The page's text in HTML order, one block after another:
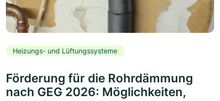
Heizungs- und Lüftungssysteme
Förderung für die Rohrdämmung
nach GEG 2026: Möglichkeiten,